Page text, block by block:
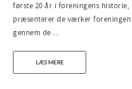
første 20 år i foreningens
præsenterer de værker
gennem de ...
LÆS MERE